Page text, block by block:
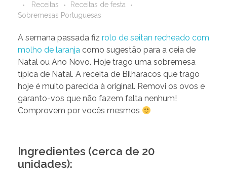
Receitas
Receitas de festa
Sobremesas Portuguesas
A semana passada fiz rolo de seitan recheado com
molho de laranja como sugestão para a ceia de
Natal ou Ano Novo. Hoje trago uma sobremesa
típica de Natal. A receita de Bilharacos que trago
hoje é muito parecida à original. Removi os ovos e
garanto-vos que não fazem falta nenhum!
Comprovem por vocês mesmos
Ingredientes (cerca de 20
unidades):